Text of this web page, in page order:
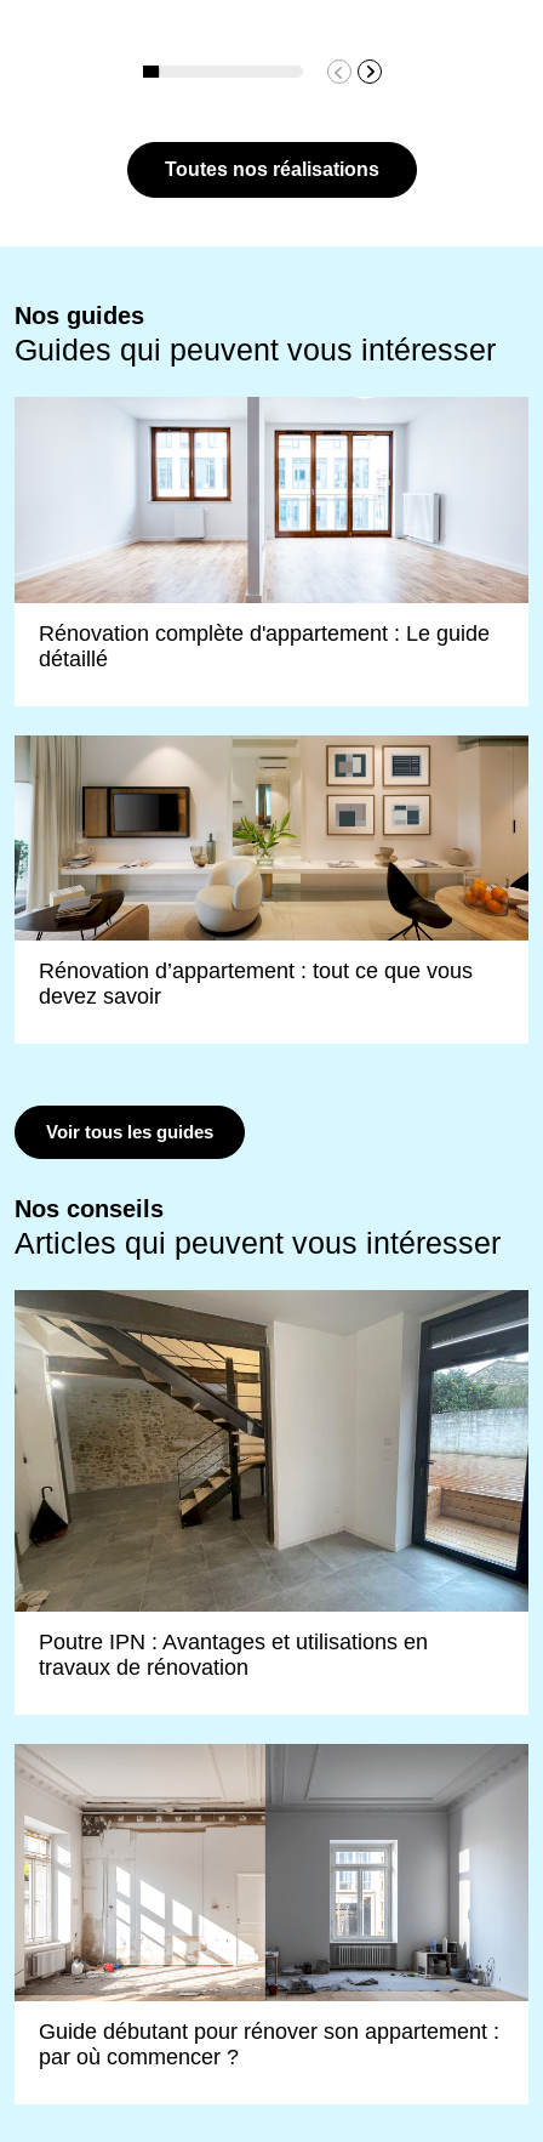
Toutes nos réalisations
Nos guides
Guides qui peuvent vous intéresser
Rénovation complète d'appartement : Le guide
détaillé
Rénovation d’appartement : tout ce que vous
devez savoir
Voir tous les guides
Nos conseils
Articles qui peuvent vous intéresser
Poutre IPN : Avantages et utilisations en
travaux de rénovation
Guide débutant pour rénover son appartement :
par où commencer ?